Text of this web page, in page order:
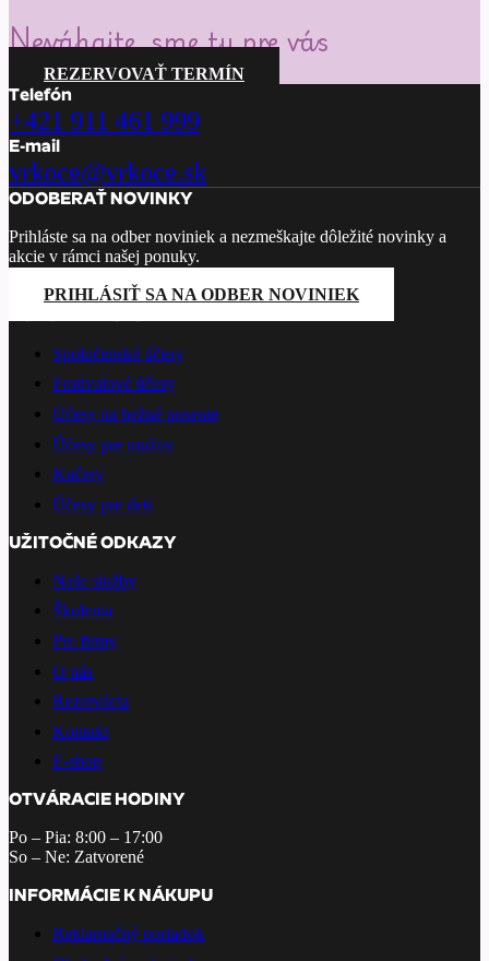
Neváhajte, sme tu pre vás
REZERVOVAŤ TERMÍN
Telefón
+421 911 461 999
E-mail
vrkoce@vrkoce.sk
ODOBERAŤ NOVINKY
Prihláste sa na odber noviniek a nezmeškajte dôležité novinky a
akcie v rámci našej ponuky.
PRIHLÁSIŤ SA NA ODBER NOVINIEK
Spoločenské účesy
Festivalové účesy
Účesy na bežné nosenie
Účesy pre mužov
Kučery
Účesy pre deti
UŽITOČNÉ ODKAZY
Naše služby
Školenia
Pre firmy
O nás
Rezervácia
Kontakt
E-shop
OTVÁRACIE HODINY
Po – Pia: 8:00 – 17:00
So – Ne: Zatvorené
INFORMÁCIE K NÁKUPU
Reklamačný poriadok